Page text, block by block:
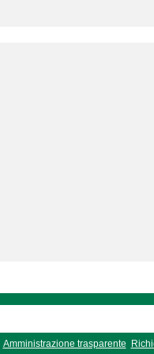
Amministrazione trasparente